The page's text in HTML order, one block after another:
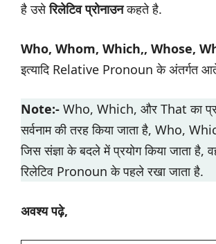
है उसेरिलेटिव प्रोनाउनकहते है.
Who, Whom, Which,, Whose,
इत्यादि Relative Pronoun के अंतर्गत
Note:- Who, Which, और That का
सर्वनाम की तरह किया जाता है, Who,
जिस संज्ञा के बदले में प्रयोग किया जाता है,
रिलेटिव Pronoun के पहले रखा जाता है.
अवश्य पढ़े,